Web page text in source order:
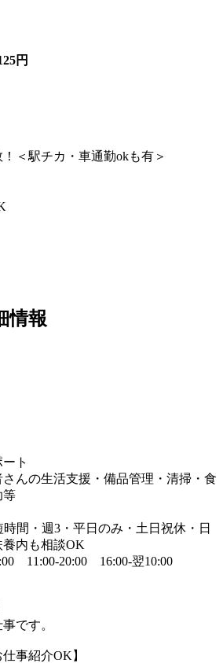
円
＜駅チカ・車通勤okも有＞
情報
ト
さんの生活支援・備品管理・清掃・食
等
間・週3・平日のみ・土日祝休・日
内も相談OK
11:00-20:00 16:00-翌10:00
です。
事紹介OK】